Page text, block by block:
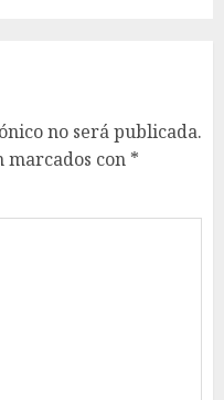
no será publicada.
marcados con *